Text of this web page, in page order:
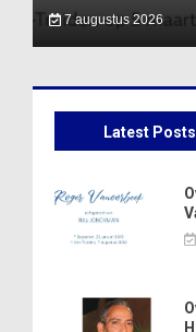
7 augustus 2026
Latest Posts